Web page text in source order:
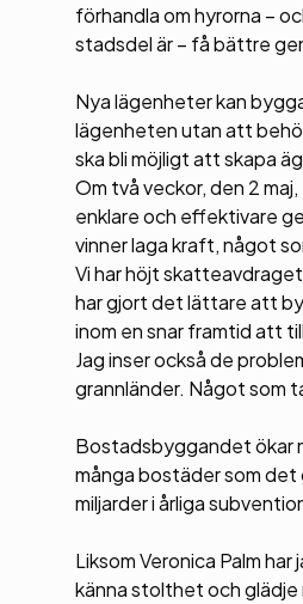
förhandla om hyrorna –
stadsdel är – få bättre
Nya lägenheter kan
lägenheten utan att
ska bli möjligt att skapa
Om två veckor, den 2
enklare och effektivare
vinner laga kraft, något
Vi har höjt
har gjort det lättare att
inom en snar framtid att
Jag inser också de
grannländer. Något som
Bostadsbyggandet ökar
många bostäder som
miljarder i årliga
Liksom Veronica Palm
känna stolthet och